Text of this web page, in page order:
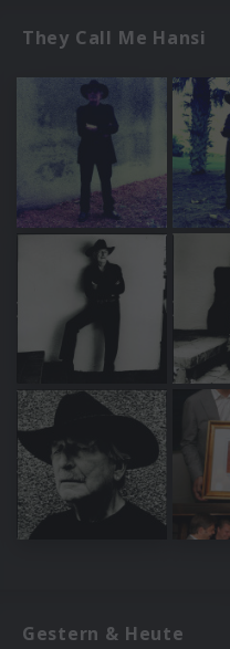
They Call Me Hansi
Gestern & Heute